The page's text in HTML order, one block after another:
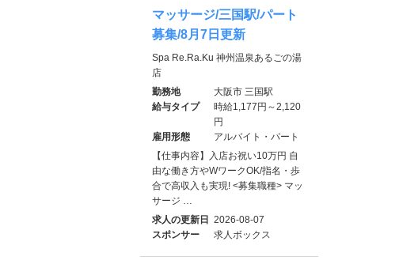
マッサージ/三国駅/パート
募集/8月7日更新
Spa Re.Ra.Ku 神州温泉あるごの湯
店
勤務地
大阪市 三国駅
給与タイプ
時給1,177円～2,120
円
雇用形態
アルバイト・パート
【仕事内容】入店お祝い10万円 自
由な働き方やWワークOK/指名・歩
合で高収入も実現! <募集職種> マッ
サージ …
求人の更新日 2026-08-07
スポンサー
求人ボックス